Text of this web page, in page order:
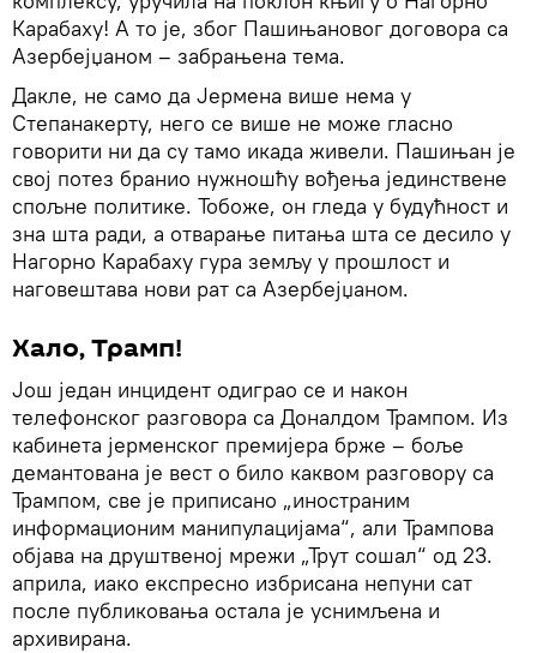
Карабаху! А то је, због Пашињановог договора са
Азербејџаном – забрањена тема.
Дакле, не само да Јермена више нема у
Степанакерту, него се више не може гласно
говорити ни да су тамо икада живели. Пашињан је
свој потез бранио нужношћу вођења јединствене
спољне политике. Тобоже, он гледа у будућност и
зна шта ради, а отварање питања шта се десило у
Нагорно Карабаху гура земљу у прошлост и
наговештава нови рат са Азербејџаном.
Хало, Трамп!
Још један инцидент одиграо се и након
телефонског разговора са Доналдом Трампом. Из
кабинета јерменског премијера брже – боље
демантована је вест о било каквом разговору са
Трампом, све је приписано „иностраним
информационим манипулацијама“, али Трампова
објава на друштвеној мрежи „Трут сошал“ од 23.
априла, иако експресно избрисана непуни сат
после публиковања остала је уснимљена и
архивирана.